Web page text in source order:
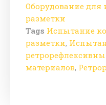
Оборудование
разметки
Tags Испытание
разметки,
материалов,